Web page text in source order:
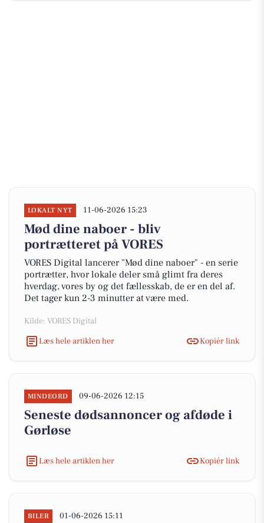
LOKALT NYT 11-06-2026 15:23
Mød dine naboer - bliv
portrætteret på VORES
VORES Digital lancerer "Mød dine naboer" - en serie
portrætter, hvor lokale deler små glimt fra deres
hverdag, vores by og det fællesskab, de er en del af.
Det tager kun 2-3 minutter at være med.
Kilde: VORES Digital
Læs hele artiklen her
Kopiér link
MINDEORD 09-06-2026 12:15
Seneste dødsannoncer og afdøde i
Gørløse
Læs hele artiklen her Kopiér link
BILER 01-06-2026 15:11